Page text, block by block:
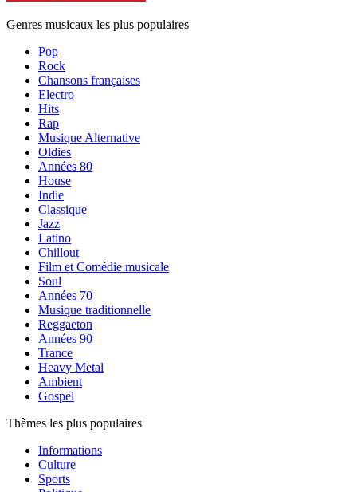
Genres musicaux les plus populaires
Pop
Rock
Chansons françaises
Electro
Hits
Rap
Musique Alternative
Oldies
Années 80
House
Indie
Classique
Jazz
Latino
Chillout
Film et Comédie musicale
Soul
Années 70
Musique traditionnelle
Reggaeton
Années 90
Trance
Heavy Metal
Ambient
Gospel
Thèmes les plus populaires
Informations
Culture
Sports